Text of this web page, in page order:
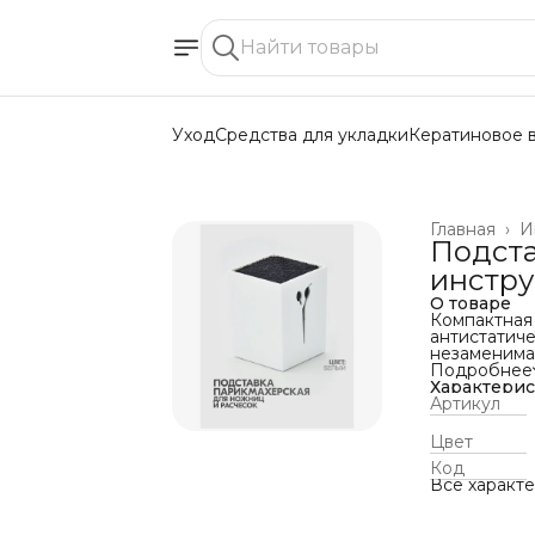
УходСредства для укладкиКератиновое
Главная ›
О товаре
Описание
Подставка
также
прекрасно
длительное
время
полотну
Подробнее
Артикул
Цвет
Код
Все